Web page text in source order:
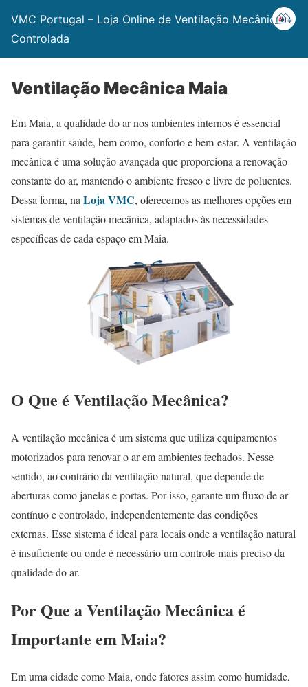
VMC Portugal – Loja Online de Ventilação Mecânica
Controlada
Ventilação Mecânica Maia
Em Maia, a qualidade do ar nos ambientes internos é essencial
para garantir saúde, bem como, conforto e bem-estar. A ventilação
mecânica é uma solução avançada que proporciona a renovação
constante do ar, mantendo o ambiente fresco e livre de poluentes.
Dessa forma, na Loja VMC, oferecemos as melhores opções em
sistemas de ventilação mecânica, adaptados às necessidades
específicas de cada espaço em Maia.
O Que é Ventilação Mecânica?
A ventilação mecânica é um sistema que utiliza equipamentos
motorizados para renovar o ar em ambientes fechados. Nesse
sentido, ao contrário da ventilação natural, que depende de
aberturas como janelas e portas. Por isso, garante um fluxo de ar
contínuo e controlado, independentemente das condições
externas. Esse sistema é ideal para locais onde a ventilação natural
é insuficiente ou onde é necessário um controle mais preciso da
qualidade do ar.
Por Que a Ventilação Mecânica é
Importante em Maia?
Em uma cidade como Maia, onde fatores assim como humidade,